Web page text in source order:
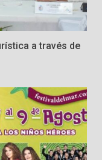
a través de